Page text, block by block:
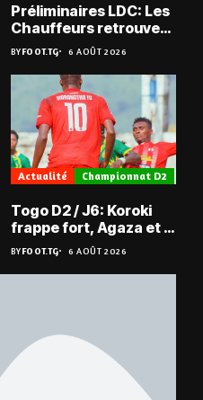
Préliminaires LDC: Les
Chauffeurs retrouvent
les Mimos
BYFOOT.TG 6 AOÛT 2026
Actualité Championnat D2
Togo D2 / J6: Koroki
frappe fort, Agaza et la
JCA assurent,
suspense avant Sara
FC – Doumbé FC
BYFOOT.TG 6 AOÛT 2026